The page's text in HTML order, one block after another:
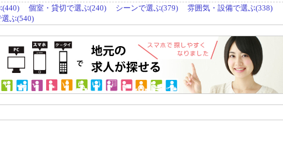
(440) 個室・貸切で選ぶ(240) シーンで選ぶ(379)
雰囲気・設備で選ぶ(338)
ぶ(540)